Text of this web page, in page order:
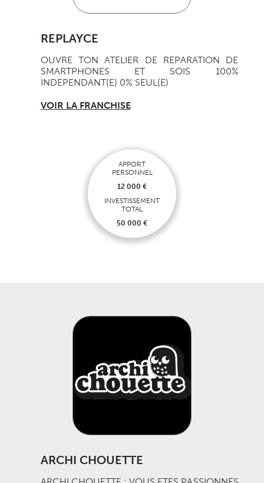
REPLAYCE
OUVRE TON ATELIER DE REPARATION DE
SMARTPHONES ET SOIS 100%
INDEPENDANT(E) 0% SEUL(E)
VOIR LA FRANCHISE
APPORT
PERSONNEL
12 000 €
INVESTISSEMENT
TOTAL
50 000 €
ARCHI CHOUETTE